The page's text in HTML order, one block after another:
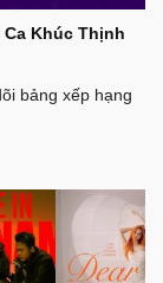
Ca Khúc Thịnh
bảng xếp hạng